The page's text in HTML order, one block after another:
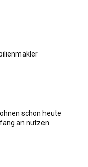
schon heute
an nutzen